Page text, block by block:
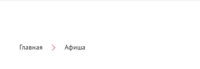
Главная Афиша